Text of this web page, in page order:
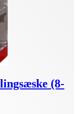
(8-